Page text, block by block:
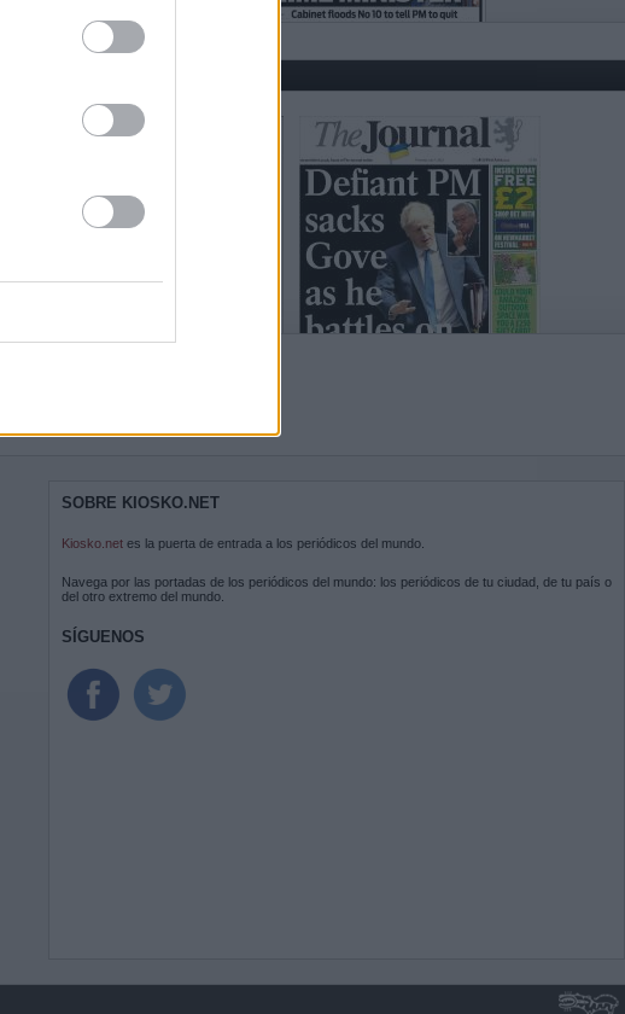
SOBRE KIOSKO.NET
Kiosko.net es la puerta de entrada a los periódicos del mundo.
Navega por las portadas de los periódicos del mundo: los periódicos de tu ciudad, de tu país o
del otro extremo del mundo.
SÍGUENOS